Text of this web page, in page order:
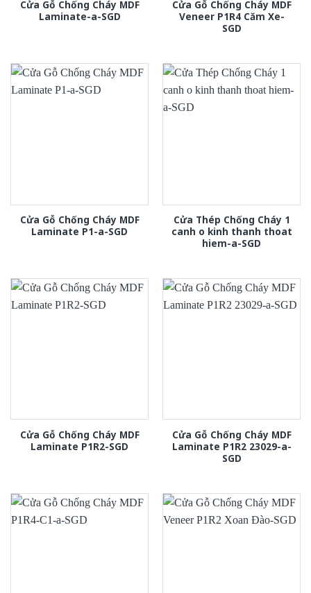
Cửa Gỗ Chống Cháy MDF
Laminate-a-SGD
Cửa Gỗ Chống Cháy MDF
Veneer P1R4 Căm Xe-
SGD
Cửa Gỗ Chống Cháy MDF
Laminate P1-a-SGD
Cửa Thép Chống Cháy 1
canh o kinh thanh thoat
hiem-a-SGD
Cửa Gỗ Chống Cháy MDF
Laminate P1R2-SGD
Cửa Gỗ Chống Cháy MDF
Laminate P1R2 23029-a-
SGD